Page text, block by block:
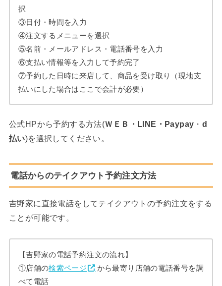
択
③日付・時間を入力
④注文するメニューを選択
⑤名前・メールアドレス・電話番号を入力
⑥支払い情報等を入力して予約完了
⑦予約した日時に来店して、商品を受け取り（現地支
払いにした場合はここで会計が必要）
公式HPから予約する方法(ＷＥＢ・LINE・Paypay ・ d
払い)を選択してください。
電話からのテイクアウト予約注文方法
吉野家に直接電話をしてテイクアウトの予約注文をする
ことが可能です。
【吉野家の電話予約注文の流れ】
①店舗の検索ページ
から最寄り店舗の電話番号を調
べて電話